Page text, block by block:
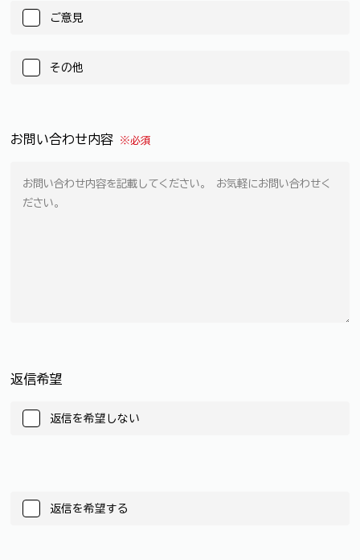
ご意見
その他
お問い合わせ内容 ※必須
返信希望
返信を希望しない
返信を希望する